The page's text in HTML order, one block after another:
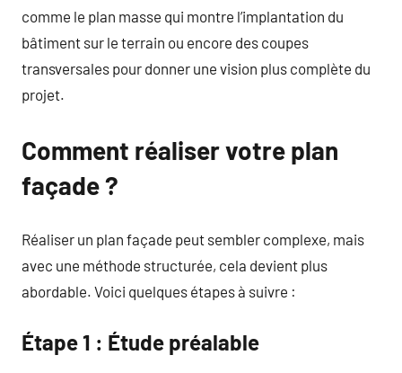
comme le plan masse qui montre l’implantation du
bâtiment sur le terrain ou encore des coupes
transversales pour donner une vision plus complète du
projet.
Comment réaliser votre plan
façade ?
Réaliser un plan façade peut sembler complexe, mais
avec une méthode structurée, cela devient plus
abordable. Voici quelques étapes à suivre :
Étape 1 : Étude préalable